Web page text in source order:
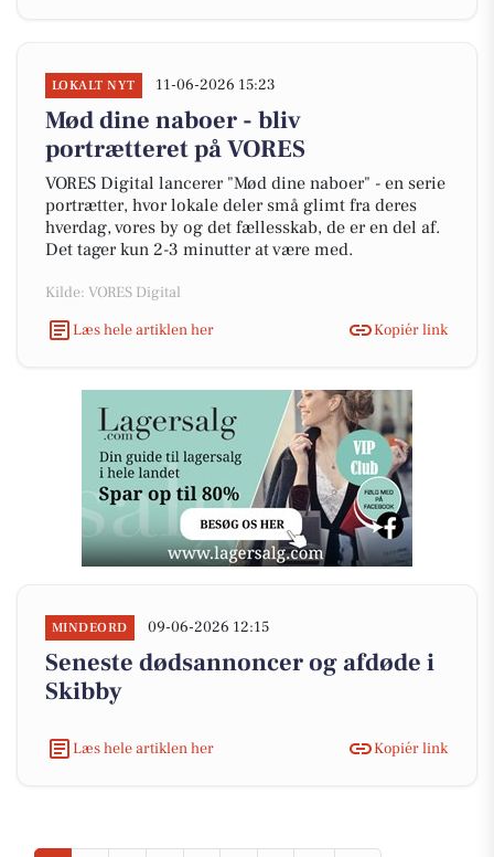
LOKALT NYT 11-06-2026 15:23
Mød dine naboer - bliv
portrætteret på VORES
VORES Digital lancerer "Mød dine naboer" - en serie
portrætter, hvor lokale deler små glimt fra deres
hverdag, vores by og det fællesskab, de er en del af.
Det tager kun 2-3 minutter at være med.
Kilde: VORES Digital
Læs hele artiklen her
Kopiér link
MINDEORD 09-06-2026 12:15
Seneste dødsannoncer og afdøde i
Skibby
Læs hele artiklen her Kopiér link